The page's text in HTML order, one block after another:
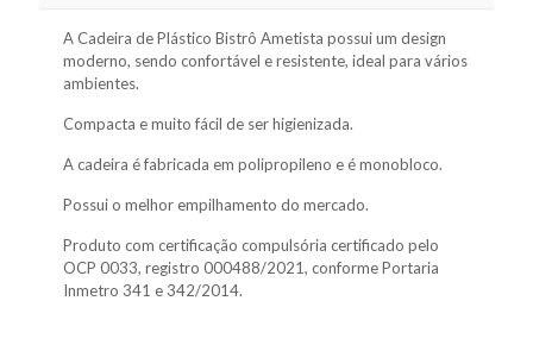
A Cadeira de Plástico Bistrô Ametista possui um design
moderno, sendo confortável e resistente, ideal para vários
ambientes.
Compacta e muito fácil de ser higienizada.
A cadeira é fabricada em polipropileno e é monobloco.
Possui o melhor empilhamento do mercado.
Produto com certificação compulsória certificado pelo
OCP 0033, registro 000488/2021, conforme Portaria
Inmetro 341 e 342/2014.